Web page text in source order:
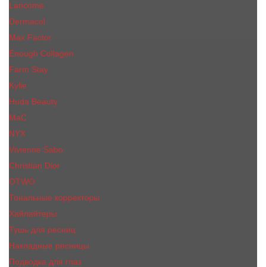
Lancome
Dermacol
Max Factor
Enough Collagen
Farm Stay
Kylie
Huda Beauty
МаС
NYX
Vivienne Sabo
Сhristiаn Diоr
OTWO
Тональные корректоры
Хайлайтеры
Тушь для ресниц
Накладные ресницы
Подводка для глаз